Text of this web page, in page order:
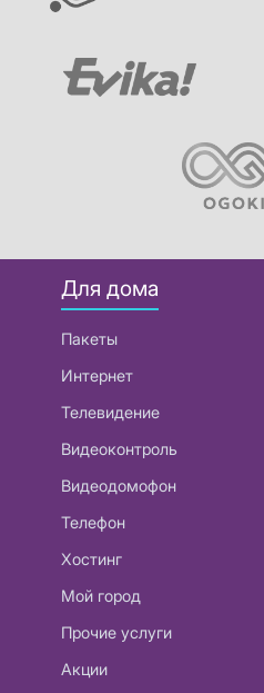
Для дома
Пакеты
Интернет
Телевидение
Видеоконтроль
Видеодомофон
Телефон
Хостинг
Мой город
Прочие услуги
Акции